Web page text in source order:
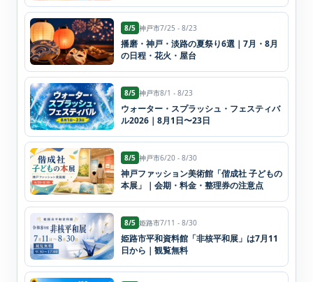
8/5 神戸市7/25 - 8/23
播磨・神戸・淡路の夏祭り6選｜7月・8月
の日程・花火・屋台
8/5 神戸市8/1 - 8/23
ウォーター・スプラッシュ・フェスティバ
ル2026｜8月1日〜23日
8/5 神戸市6/20 - 8/30
神戸ファッション美術館「偕成社 子どもの
本展」｜会期・料金・整理券の注意点
8/5 姫路市7/11 - 8/30
姫路市平和資料館「非核平和展」は7月11
日から｜観覧無料